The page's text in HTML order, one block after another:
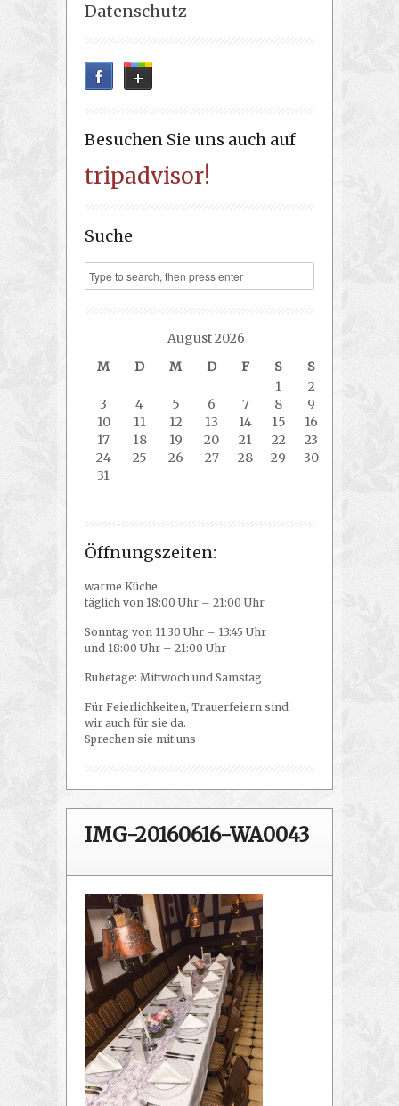
Datenschutz
Besuchen Sie uns auch auf
tripadvisor!
Suche
August 2026
M
D M D F S
S
1
2
3
4 5 6 7 8
9
10
11 12 13 14 15
16
17
18 19 20 21 22
23
24
25 26 27 28 29
30
31
Öffnungszeiten:
warme Küche
täglich von 18:00 Uhr – 21:00 Uhr
Sonntag von 11:30 Uhr – 13:45 Uhr
und 18:00 Uhr – 21:00 Uhr
Ruhetage: Mittwoch und Samstag
Für Feierlichkeiten, Trauerfeiern sind
wir auch für sie da.
Sprechen sie mit uns
IMG-20160616-WA0043